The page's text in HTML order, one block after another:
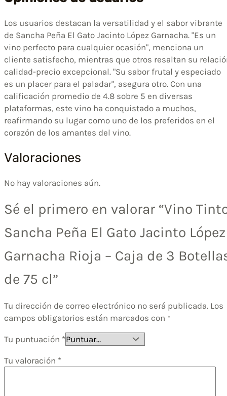
Los usuarios destacan la versatilidad y el sabor vibrante
de Sancha Peña El Gato Jacinto López Garnacha. "Es un
vino perfecto para cualquier ocasión", menciona un
cliente satisfecho, mientras que otros resaltan su
calidad-precio excepcional. "Su sabor frutal y especiado
es un placer para el paladar", asegura otro. Con una
calificación promedio de 4.8 sobre 5 en diversas
plataformas, este vino ha conquistado a muchos,
reafirmando su lugar como uno de los preferidos en el
corazón de los amantes del vino.
Valoraciones
No hay valoraciones aún.
Sé el primero en valorar “Vino
Sancha Peña El Gato Jacinto López
Garnacha Rioja – Caja de 3
de 75 cl”
Tu dirección de correo electrónico no será publicada. Los
campos obligatorios están marcados con *
Tu puntuación *
Tu valoración *